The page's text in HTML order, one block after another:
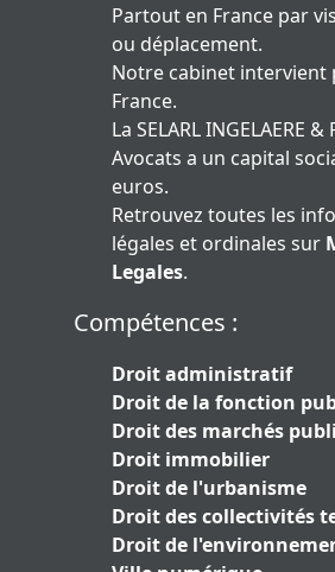
Partout en France par
ou déplacement.
Notre cabinet intervient
France.
La SELARL INGELAERE
Avocats a un capital
euros.
Retrouvez toutes les
légales et ordinales sur
Legales.
Compétences :
Droit administratif
Droit de la fonction
Droit des marchés
Droit immobilier
Droit de l'urbanisme
Droit des collectivités
Droit de